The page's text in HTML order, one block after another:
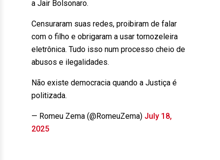
a Jair Bolsonaro.
Censuraram suas redes, proibiram de falar
com o filho e obrigaram a usar tornozeleira
eletrônica. Tudo isso num processo cheio de
abusos e ilegalidades.
Não existe democracia quando a Justiça é
politizada.
— Romeu Zema (@RomeuZema) July 18,
2025